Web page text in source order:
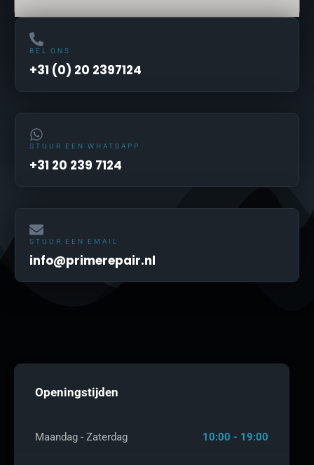
BEL ONS
+31 (0) 20 2397124
STUUR EEN WHATSAPP
+31 20 239 7124
STUUR EEN EMAIL
info@primerepair.nl
Openingstijden
Maandag - Zaterdag 10:00 - 19:00